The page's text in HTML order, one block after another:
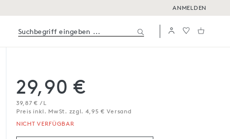
ANMELDEN
NICHT VERFÜGBAR
29,90 €
39,87 € / L
Preis inkl. MwSt. zzgl. 4,95 € Versand